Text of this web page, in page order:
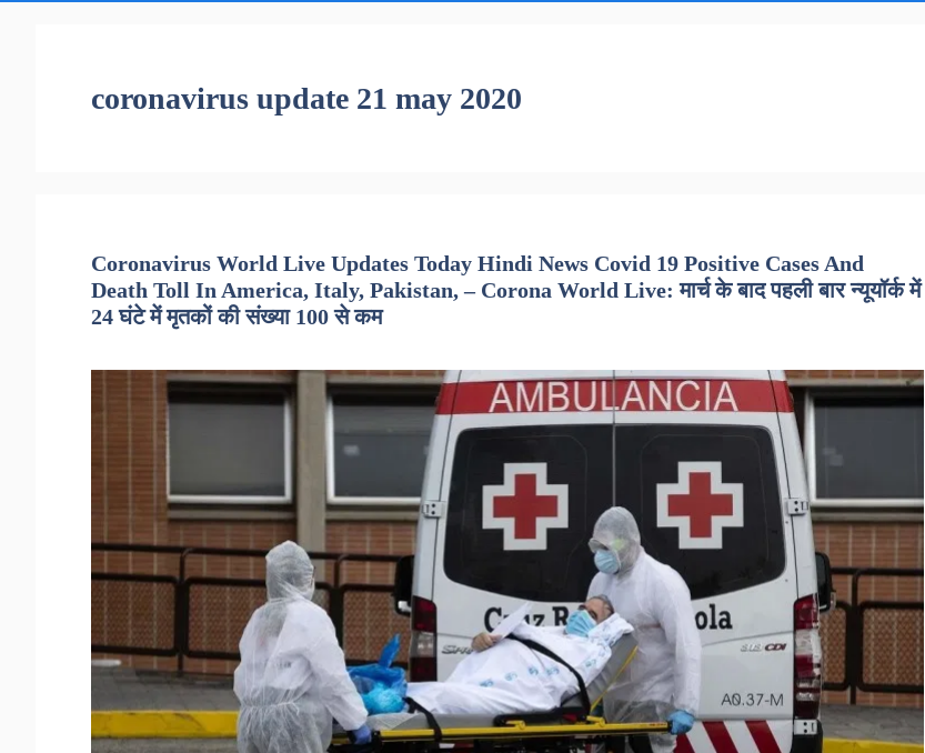
coronavirus update 21 may 2020
Coronavirus World Live Updates Today Hindi News Covid 19 Positive Cases And
Death Toll In America, Italy, Pakistan, – Corona World Live: मार्च के बाद पहली बार न्यूयॉर्क में
24 घंटे में मृतकों की संख्या 100 से कम